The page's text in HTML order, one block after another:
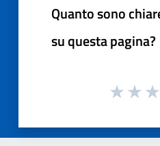
Quanto sono
su questa pagina?